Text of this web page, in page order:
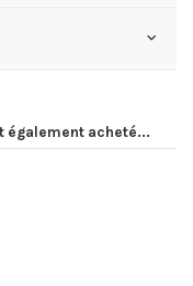
également acheté...